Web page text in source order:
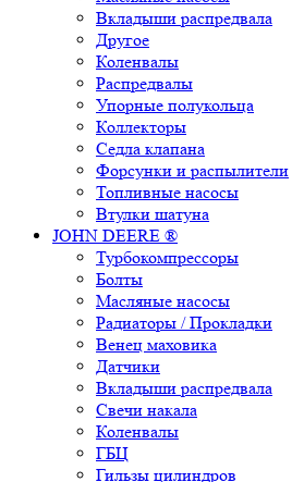
Вкладыши распредвала
Другое
Коленвалы
Распредвалы
Упорные полукольца
Коллекторы
Седла клапана
Форсунки и распылители
Топливные насосы
Втулки шатуна
JOHN DEERE ®
Турбокомпрессоры
Болты
Масляные насосы
Радиаторы / Прокладки
Венец маховика
Датчики
Вкладыши распредвала
Свечи накала
Коленвалы
ГБЦ
Гильзы цилиндров